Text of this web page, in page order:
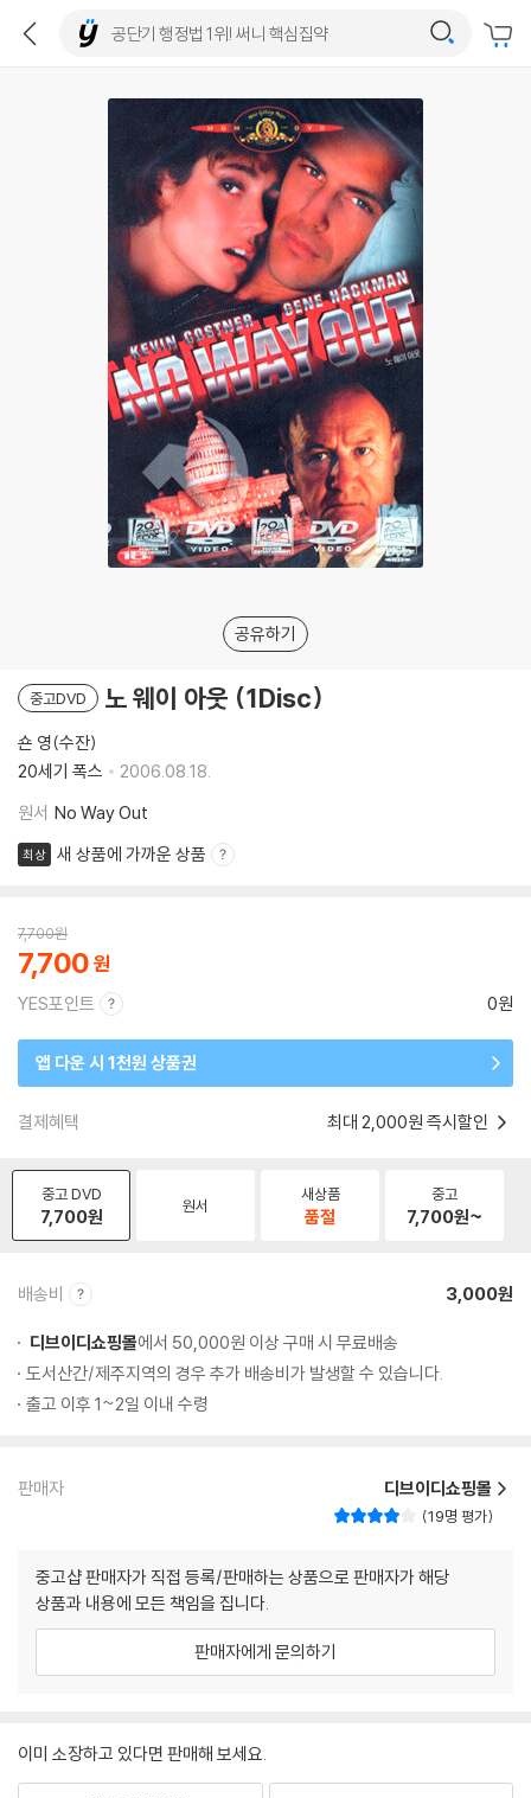
공유하기
중고DVD 노 웨이 아웃 (1Disc)
숀 영(수잔)
20세기 폭스
2006.08.18.
원서 No Way Out
최상 새 상품에 가까운 상품
7,700원
7,700
YES포인트 0원
앱 다운 시 1천원 상품권
결제혜택 최대 2,000원 즉시할인
중고 DVD
7,700원 원서
새상품
품절
중고
7,700원~
배송비 3,000원
디브이디쇼핑몰에서 50,000원 이상 구매 시 무료배송
도서산간/제주지역의 경우 추가 배송비가 발생할 수 있습니다.
출고 이후 1~2일 이내 수령
판매자 디브이디쇼핑몰
19명 평가
중고샵 판매자가 직접 등록/판매하는 상품으로 판매자가 해당
상품과 내용에 모든 책임을 집니다.
판매자에게 문의하기
이미 소장하고 있다면 판매해 보세요.